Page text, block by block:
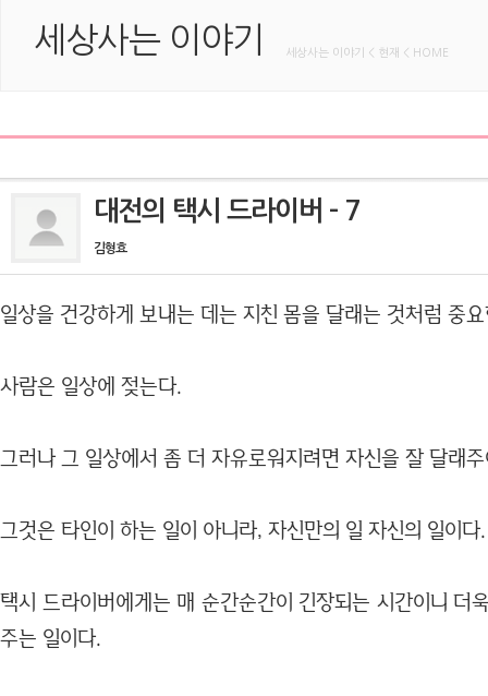
세상사는 이야기 세상사는 이야기 < 현재 < HOME
대전의 택시 드라이버 - 7
김형효
일상을 건강하게 보내는 데는 지친 몸을 달래는 것처럼 중
사람은 일상에 젖는다.
그러나 그 일상에서 좀 더 자유로워지려면 자신을 잘 달래
그것은 타인이 하는 일이 아니라, 자신만의 일 자신의 일이다.
택시 드라이버에게는 매 순간순간이 긴장되는 시간이니 더
주는 일이다.